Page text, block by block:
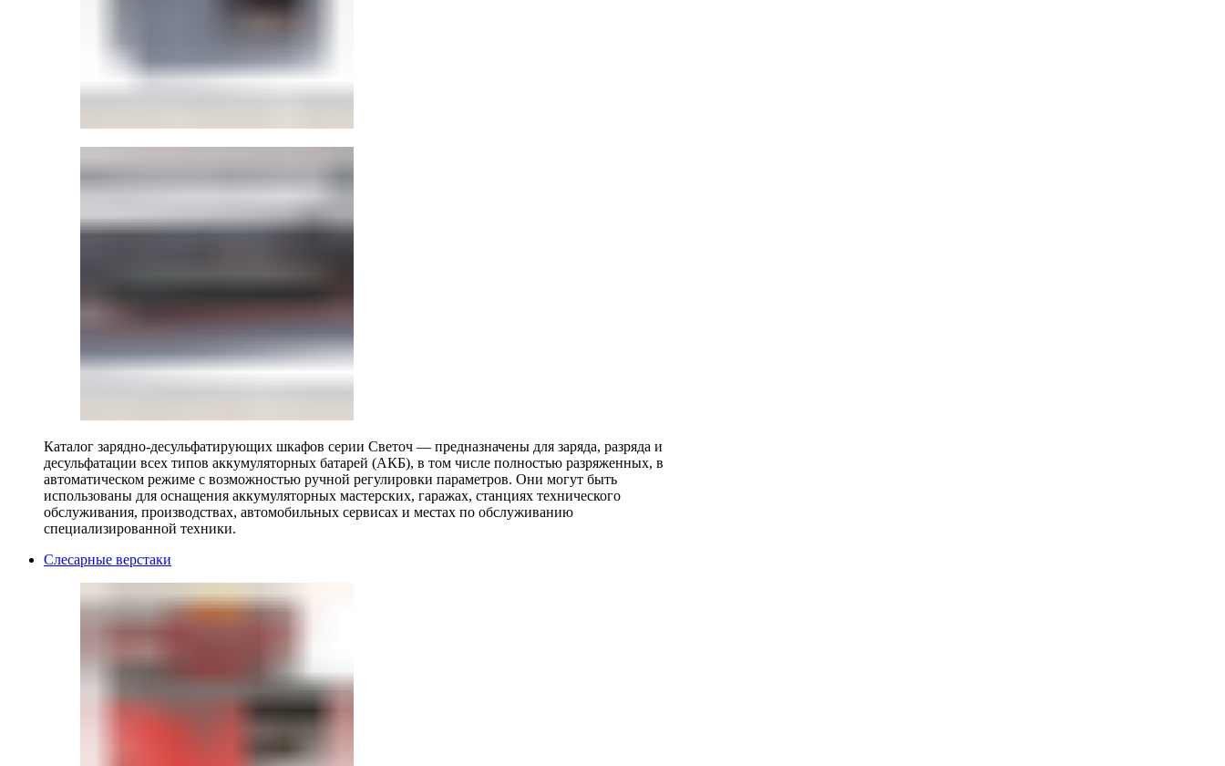
Каталог зарядно-десульфатирующих шкафов серии Светоч — предназначены для заряда, разряда и
десульфатации всех типов аккумуляторных батарей (АКБ), в том числе полностью разряженных, в
автоматическом режиме с возможностью ручной регулировки параметров. Они могут быть
использованы для оснащения аккумуляторных мастерских, гаражах, станциях технического
обслуживания, производствах, автомобильных сервисах и местах по обслуживанию
специализированной техники.
Слесарные верстаки